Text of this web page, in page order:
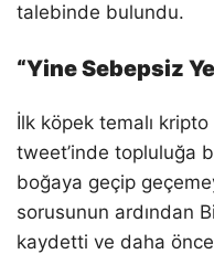
talebinde bulundu.
“Yine Sebepsiz
İlk köpek temalı kripto
tweet’inde topluluğa
boğaya geçip
sorusunun ardından
kaydetti ve daha